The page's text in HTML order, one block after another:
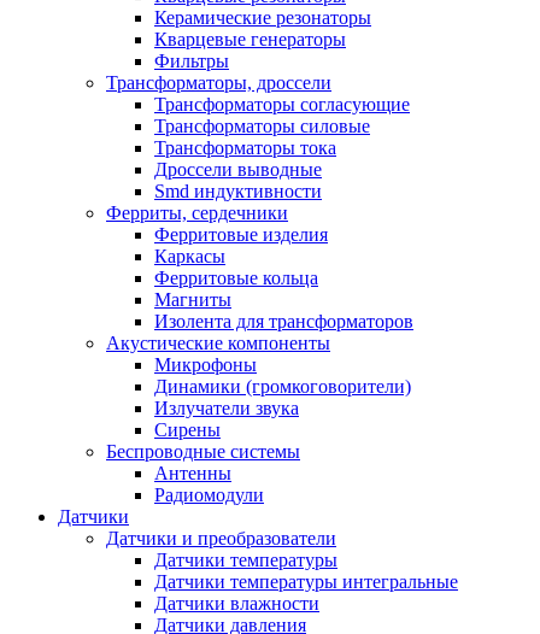
Керамические резонаторы
Кварцевые генераторы
Фильтры
Трансформаторы, дроссели
Трансформаторы согласующие
Трансформаторы силовые
Трансформаторы тока
Дроссели выводные
Smd индуктивности
Ферриты, сердечники
Ферритовые изделия
Каркасы
Ферритовые кольца
Магниты
Изолента для трансформаторов
Акустические компоненты
Микрофоны
Динамики (громкоговорители)
Излучатели звука
Сирены
Беспроводные системы
Антенны
Радиомодули
Датчики
Датчики и преобразователи
Датчики температуры
Датчики температуры интегральные
Датчики влажности
Датчики давления